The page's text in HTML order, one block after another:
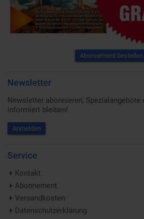
Abonnement bestellen
Newsletter
Newsletter abonnieren, Spezialangebote
informiert bleiben!
Anmelden
Service
Kontakt
Abonnement
Versandkosten
Datenschutzerklärung